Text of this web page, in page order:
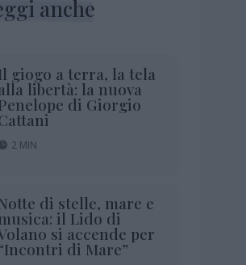
anche
giogo a terra, la tela
libertà: la nuova
di Giorgio
2 MIN
di stelle, mare e
il Lido di
si accende per
di Mare”